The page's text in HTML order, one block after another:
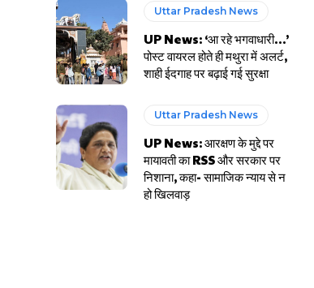
Uttar Pradesh News
UP News: ‘आ रहे भगवाधारी…’
पोस्ट वायरल होते ही मथुरा में अलर्ट,
शाही ईदगाह पर बढ़ाई गई सुरक्षा
Uttar Pradesh News
UP News: आरक्षण के मुद्दे पर
मायावती का RSS और सरकार पर
निशाना, कहा- सामाजिक न्याय से न
हो खिलवाड़